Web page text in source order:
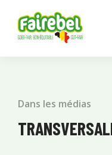
Dans les médias